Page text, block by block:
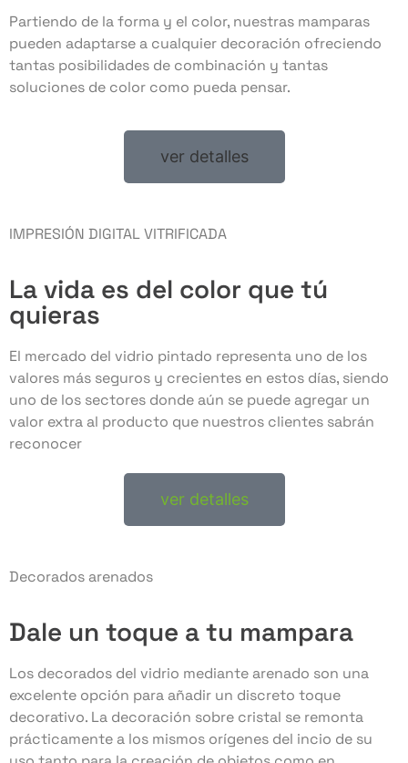
Partiendo de la forma y el color, nuestras mamparas
pueden adaptarse a cualquier decoración ofreciendo
tantas posibilidades de combinación y tantas
soluciones de color como pueda pensar.
ver detalles
IMPRESIÓN DIGITAL VITRIFICADA
La vida es del color que tú
quieras
El mercado del vidrio pintado representa uno de los
valores más seguros y crecientes en estos días, siendo
uno de los sectores donde aún se puede agregar un
valor extra al producto que nuestros clientes sabrán
reconocer
ver detalles
Decorados arenados
Dale un toque a tu mampara
Los decorados del vidrio mediante arenado son una
excelente opción para añadir un discreto toque
decorativo. La decoración sobre cristal se remonta
prácticamente a los mismos orígenes del incio de su